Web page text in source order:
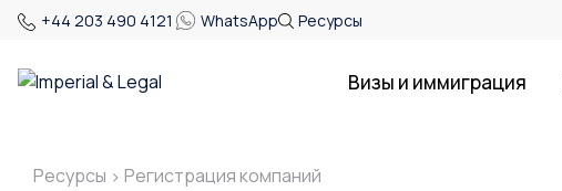
+44 203 490 4121 WhatsApp Ресурсы
Визы и иммиграция
Ресурсы > Регистрация компаний